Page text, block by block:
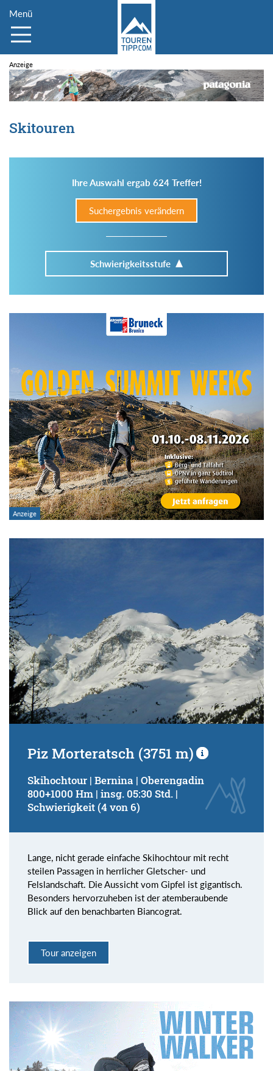
Menü
Skitouren
Ihre Auswahl ergab 624 Treffer!
Suchergebnis verändern
Schwierigkeitsstufe
Im Tourenarchiv suchen
Region:
Gebirge:
Art der Tour:
Kondition (Tourdauer):
von
bis
Suchbegriff:
Piz Morteratsch (3751 m)
Skihochtour | Bernina | Oberengadin
800+1000 Hm | insg. 05:30 Std. |
Schwierigkeit (4 von 6)
Lange, nicht gerade einfache Skihochtour mit recht
steilen Passagen in herrlicher Gletscher- und
Felslandschaft. Die Aussicht vom Gipfel ist gigantisch.
Besonders hervorzuheben ist der atemberaubende
Blick auf den benachbarten Biancograt.
Tour anzeigen